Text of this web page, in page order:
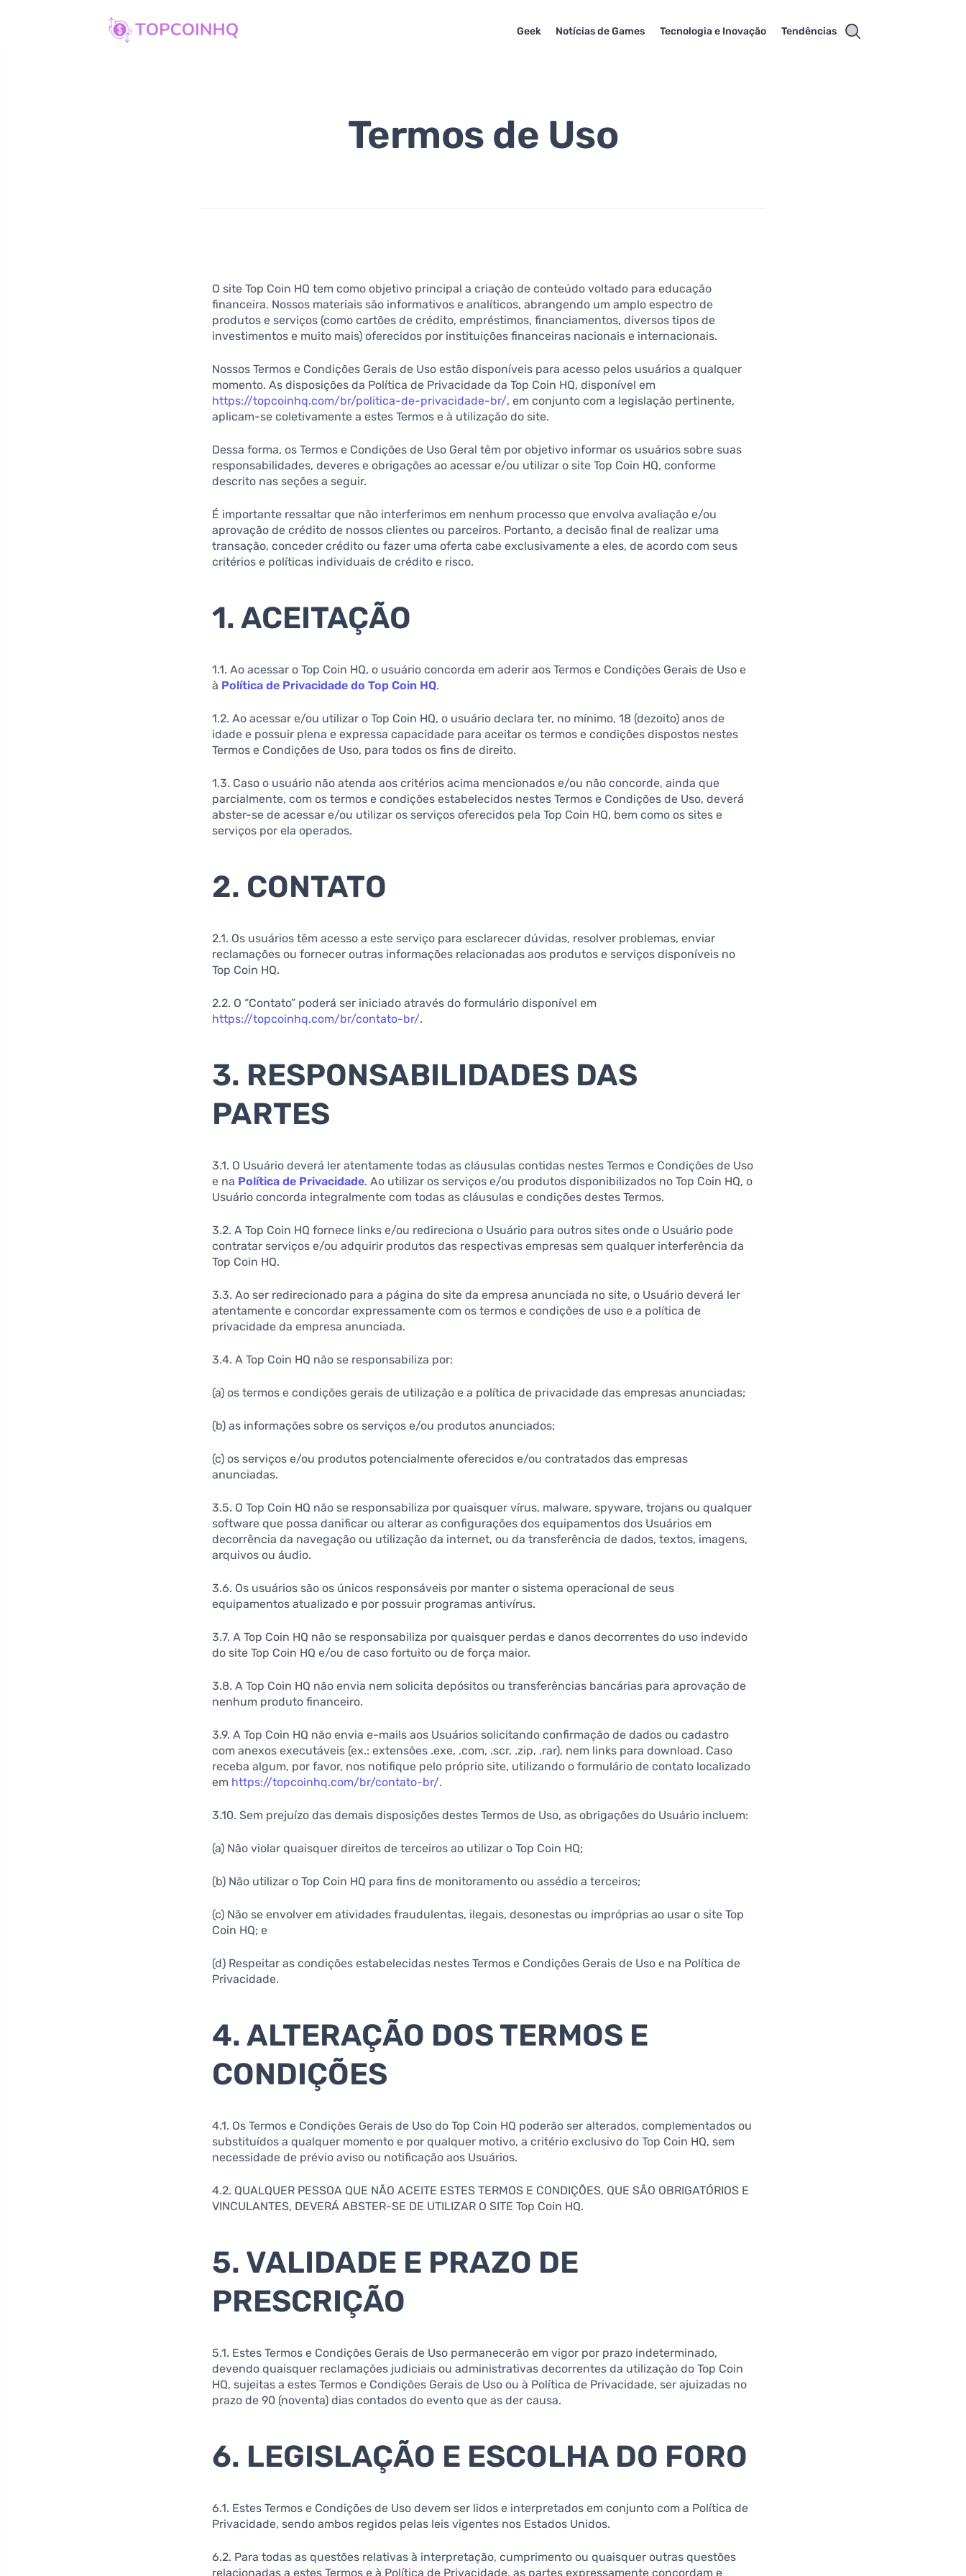
Geek Notícias de Games Tecnologia e Inovação Tendências
Termos de Uso
O site Top Coin HQ tem como objetivo principal a criação de conteúdo voltado para educação
financeira. Nossos materiais são informativos e analíticos, abrangendo um amplo espectro de
produtos e serviços (como cartões de crédito, empréstimos, financiamentos, diversos tipos de
investimentos e muito mais) oferecidos por instituições financeiras nacionais e internacionais.
Nossos Termos e Condições Gerais de Uso estão disponíveis para acesso pelos usuários a qualquer
momento. As disposições da Política de Privacidade da Top Coin HQ, disponível em
https://topcoinhq.com/br/politica-de-privacidade-br/, em conjunto com a legislação pertinente,
aplicam-se coletivamente a estes Termos e à utilização do site.
Dessa forma, os Termos e Condições de Uso Geral têm por objetivo informar os usuários sobre suas
responsabilidades, deveres e obrigações ao acessar e/ou utilizar o site Top Coin HQ, conforme
descrito nas seções a seguir.
É importante ressaltar que não interferimos em nenhum processo que envolva avaliação e/ou
aprovação de crédito de nossos clientes ou parceiros. Portanto, a decisão final de realizar uma
transação, conceder crédito ou fazer uma oferta cabe exclusivamente a eles, de acordo com seus
critérios e políticas individuais de crédito e risco.
1. ACEITAÇÃO
1.1. Ao acessar o Top Coin HQ, o usuário concorda em aderir aos Termos e Condições Gerais de Uso e
à Política de Privacidade do Top Coin HQ.
1.2. Ao acessar e/ou utilizar o Top Coin HQ, o usuário declara ter, no mínimo, 18 (dezoito) anos de
idade e possuir plena e expressa capacidade para aceitar os termos e condições dispostos nestes
Termos e Condições de Uso, para todos os fins de direito.
1.3. Caso o usuário não atenda aos critérios acima mencionados e/ou não concorde, ainda que
parcialmente, com os termos e condições estabelecidos nestes Termos e Condições de Uso, deverá
abster-se de acessar e/ou utilizar os serviços oferecidos pela Top Coin HQ, bem como os sites e
serviços por ela operados.
2. CONTATO
2.1. Os usuários têm acesso a este serviço para esclarecer dúvidas, resolver problemas, enviar
reclamações ou fornecer outras informações relacionadas aos produtos e serviços disponíveis no
Top Coin HQ.
2.2. O “Contato” poderá ser iniciado através do formulário disponível em
https://topcoinhq.com/br/contato-br/.
3. RESPONSABILIDADES DAS
PARTES
3.1. O Usuário deverá ler atentamente todas as cláusulas contidas nestes Termos e Condições de Uso
e na Política de Privacidade. Ao utilizar os serviços e/ou produtos disponibilizados no Top Coin HQ, o
Usuário concorda integralmente com todas as cláusulas e condições destes Termos.
3.2. A Top Coin HQ fornece links e/ou redireciona o Usuário para outros sites onde o Usuário pode
contratar serviços e/ou adquirir produtos das respectivas empresas sem qualquer interferência da
Top Coin HQ.
3.3. Ao ser redirecionado para a página do site da empresa anunciada no site, o Usuário deverá ler
atentamente e concordar expressamente com os termos e condições de uso e a política de
privacidade da empresa anunciada.
3.4. A Top Coin HQ não se responsabiliza por:
(a) os termos e condições gerais de utilização e a política de privacidade das empresas anunciadas;
(b) as informações sobre os serviços e/ou produtos anunciados;
(c) os serviços e/ou produtos potencialmente oferecidos e/ou contratados das empresas
anunciadas.
3.5. O Top Coin HQ não se responsabiliza por quaisquer vírus, malware, spyware, trojans ou qualquer
software que possa danificar ou alterar as configurações dos equipamentos dos Usuários em
decorrência da navegação ou utilização da internet, ou da transferência de dados, textos, imagens,
arquivos ou áudio.
3.6. Os usuários são os únicos responsáveis por manter o sistema operacional de seus
equipamentos atualizado e por possuir programas antivírus.
3.7. A Top Coin HQ não se responsabiliza por quaisquer perdas e danos decorrentes do uso indevido
do site Top Coin HQ e/ou de caso fortuito ou de força maior.
3.8. A Top Coin HQ não envia nem solicita depósitos ou transferências bancárias para aprovação de
nenhum produto financeiro.
3.9. A Top Coin HQ não envia e-mails aos Usuários solicitando confirmação de dados ou cadastro
com anexos executáveis (ex.: extensões .exe, .com, .scr, .zip, .rar), nem links para download. Caso
receba algum, por favor, nos notifique pelo próprio site, utilizando o formulário de contato localizado
em https://topcoinhq.com/br/contato-br/.
3.10. Sem prejuízo das demais disposições destes Termos de Uso, as obrigações do Usuário incluem:
(a) Não violar quaisquer direitos de terceiros ao utilizar o Top Coin HQ;
(b) Não utilizar o Top Coin HQ para fins de monitoramento ou assédio a terceiros;
(c) Não se envolver em atividades fraudulentas, ilegais, desonestas ou impróprias ao usar o site Top
Coin HQ; e
(d) Respeitar as condições estabelecidas nestes Termos e Condições Gerais de Uso e na Política de
Privacidade.
4. ALTERAÇÃO DOS TERMOS E
CONDIÇÕES
4.1. Os Termos e Condições Gerais de Uso do Top Coin HQ poderão ser alterados, complementados ou
substituídos a qualquer momento e por qualquer motivo, a critério exclusivo do Top Coin HQ, sem
necessidade de prévio aviso ou notificação aos Usuários.
4.2. QUALQUER PESSOA QUE NÃO ACEITE ESTES TERMOS E CONDIÇÕES, QUE SÃO OBRIGATÓRIOS E
VINCULANTES, DEVERÁ ABSTER-SE DE UTILIZAR O SITE Top Coin HQ.
5. VALIDADE E PRAZO DE
PRESCRIÇÃO
5.1. Estes Termos e Condições Gerais de Uso permanecerão em vigor por prazo indeterminado,
devendo quaisquer reclamações judiciais ou administrativas decorrentes da utilização do Top Coin
HQ, sujeitas a estes Termos e Condições Gerais de Uso ou à Política de Privacidade, ser ajuizadas no
prazo de 90 (noventa) dias contados do evento que as der causa.
6. LEGISLAÇÃO E ESCOLHA DO FORO
6.1. Estes Termos e Condições de Uso devem ser lidos e interpretados em conjunto com a Política de
Privacidade, sendo ambos regidos pelas leis vigentes nos Estados Unidos.
6.2. Para todas as questões relativas à interpretação, cumprimento ou quaisquer outras questões
relacionadas a estes Termos e à Política de Privacidade, as partes expressamente concordam e